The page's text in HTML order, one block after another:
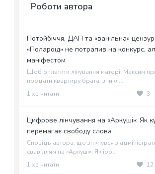
Роботи автора
Потойбіччя, ДАП та «ванільна»
«Полароїд» не потрапив на конкурс,
маніфестом
Щоб оплатити лікування матері, Максим
продати квартиру брата, зникл...
1 хв читати
3
Цифрове лінчування на «Аркуші»: Як
перемагає свободу слова
Сповідь автора, що зіткнувся з
свавіллям на «Аркуші». Як іро...
1 хв читати
12